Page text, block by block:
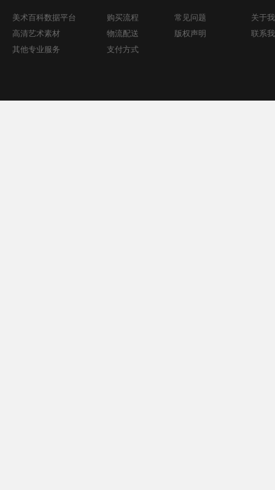
美术百科数据平台
高清艺术素材
其他专业服务
购买流程
物流配送
支付方式
常见问题
版权声明
关于
联系